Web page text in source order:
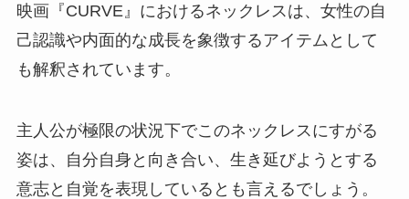
映画『CURVE』におけるネックレスは、女性の自
己認識や内面的な成長を象徴するアイテムとして
も解釈されています。
主人公が極限の状況下でこのネックレスにすがる
姿は、自分自身と向き合い、生き延びようとする
意志と自覚を表現しているとも言えるでしょう。